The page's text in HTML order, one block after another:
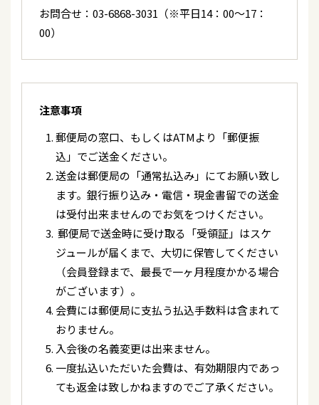
2026/07/06 テレビ
「うたなびMAX!!」7月エンディングテーマに「ロ
2026/07/03 グッズ
7/4(土)「辰巳ゆうとコンサートツアー2026」当日
2026/07/02 ラジオ
【ラジオ出演】7/12(日) 4：00～ TBSラジオ
「Music Palette♪」
2026/07/02 テレビ
【テレビ出演】7/19，7/26，8/9 BS-TBS「熱
唱！僕らの名曲ショー」出演！
2026/07/01 キャンペーン
「ロンリー・ジェネレーション」会場購入特典の
お知らせ＜7/4(土) 静岡県／森町文化会館 大ホール
2026/07/01 キャンペーン
2026/07/09
「うたなびMAX！！」群馬テレビ
『三波春夫没後２５年特別企画』＜千葉県/森のホ
ール21 （松戸市文化会館）大ホール＞
2026/07/08 テレビ
「うたなびMAX！！」南日本放送、TOKYOMXテレ
ビ、とちぎテレビ、KBS京都、テレビ和歌山
2026/07/06 テレビ
「うたなびMAX！！」奈良テレビ
2026/07/05 イベント
『第53回つべつ夏まつり』＜北海道／津別町河岸
2026/07/04 ラジオ
STVラジオ「うたノしおり」
お問合せ：03-6868-3031（※平日14：00～17：
00）
注意事項
郵便局の窓口、もしくはATMより「郵便振
込」でご送金ください。
送金は郵便局の「通常払込み」にてお願い致し
ます。銀行振り込み・電信・現金書留での送金
は受付出来ませんのでお気をつけください。
郵便局で送金時に受け取る「受領証」はスケ
ジュールが届くまで、大切に保管してください
（会員登録まで、最長で一ヶ月程度かかる場合
がございます）。
会費には郵便局に支払う払込手数料は含まれて
おりません。
入会後の名義変更は出来ません。
一度払込いただいた会費は、有効期限内であっ
ても返金は致しかねますのでご了承ください。